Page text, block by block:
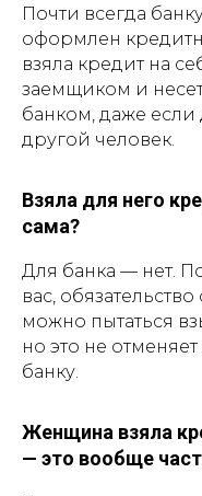
Почти всегда
оформлен
взяла кредит на
заемщиком и
банком, даже если
другой человек.
Взяла для него
сама?
Для банка — нет.
вас,
можно пытаться
но это не
банку.
Женщина взяла
— это вообще